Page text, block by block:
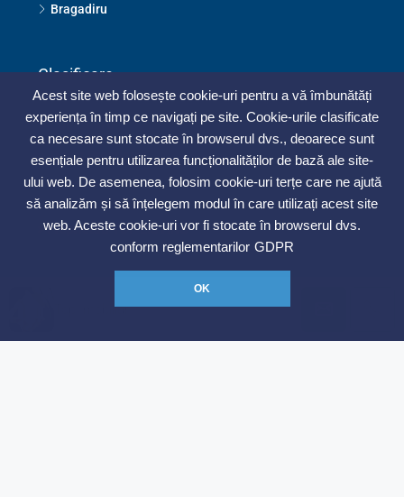
Acest site web folosește cookie-uri pentru a vă îmbunătăți
experiența în timp ce navigați pe site. Cookie-urile clasificate
ca necesare sunt stocate în browserul dvs., deoarece sunt
esențiale pentru utilizarea funcționalităților de bază ale site-
ului web. De asemenea, folosim cookie-uri terțe care ne ajută
să analizăm și să înțelegem modul în care utilizați acest site
web. Aceste cookie-uri vor fi stocate în browserul dvs.
conform reglementarilor GDPR
OK
Top Imobiliar
Bragadiru
Clasificare
Comision 0
Direct Proprietar
Ofertare Multipla
>Proprietati TOP LISTING
Bucuresti Sect 1